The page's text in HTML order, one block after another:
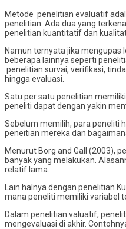
Metode penelitian evaluatif
penelitian. Ada dua yang
penelitian kuantitatif dan
Namun ternyata jika mengupas
beberapa lainnya seperti
penelitian survai, verifikasi,
hingga evaluasi.
Satu per satu penelitian
peneliti dapat dengan yakin
Sebelum memilih, para peneliti
peneitian mereka dan
Menurut Borg and Gall (2003),
banyak yang melakukan.
relatif lama.
Lain halnya dengan penelitian
mana peneliti memiliki variabel
Dalam penelitian valuatif,
mengevaluasi di akhir.